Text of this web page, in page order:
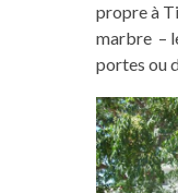
propre à
marbre –
portes ou